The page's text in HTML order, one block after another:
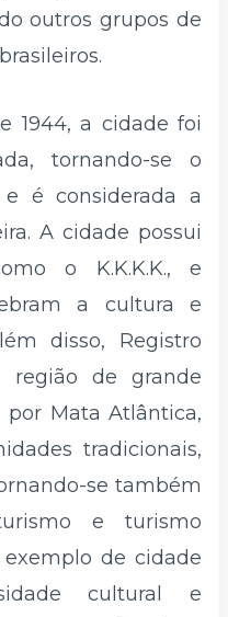
outros grupos de
1944, a cidade foi
tornando-se o
é considerada a
A cidade possui
o K.K.K.K., e
a cultura e
disso, Registro
de grande
por Mata Atlântica,
tradicionais,
se também
e turismo
de cidade
cultural e